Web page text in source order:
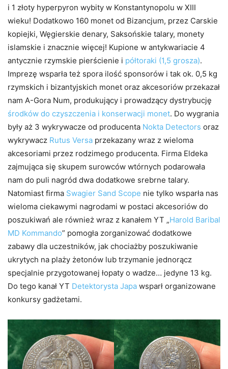
i 1 złoty hyperpyron wybity w Konstantynopolu w XIII
wieku! Dodatkowo 160 monet od Bizancjum, przez Carskie
kopiejki, Węgierskie denary, Saksońskie talary, monety
islamskie i znacznie więcej! Kupione w antykwariacie 4
antycznie rzymskie pierścienie i półtoraki (1,5 grosza).
Imprezę wsparła też spora ilość sponsorów i tak ok. 0,5 kg
rzymskich i bizantyjskich monet oraz akcesoriów przekazał
nam A-Gora Num, produkujący i prowadzący dystrybucję
środków do czyszczenia i konserwacji monet. Do wygrania
były aż 3 wykrywacze od producenta Nokta Detectors oraz
wykrywacz Rutus Versa przekazany wraz z wieloma
akcesoriami przez rodzimego producenta. Firma Eldeka
zajmująca się skupem surowców wtórnych podarowała
nam do puli nagród dwa dodatkowe srebrne talary.
Natomiast firma Swagier Sand Scope nie tylko wsparła nas
wieloma ciekawymi nagrodami w postaci akcesoriów do
poszukiwań ale również wraz z kanałem YT „Harold Baribal
MD Kommando” pomogła zorganizować dodatkowe
zabawy dla uczestników, jak chociażby poszukiwanie
ukrytych na plaży żetonów lub trzymanie jednorącz
specjalnie przygotowanej łopaty o wadze… jedyne 13 kg.
Do tego kanał YT Detektorysta Japa wsparł organizowane
konkursy gadżetami.